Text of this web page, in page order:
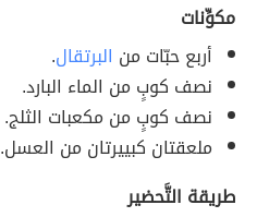
مكوِّنات
أربع حبّات من البرتقال.
نصف كوبٍ من الماء البارد.
نصف كوبٍ من مكعبات الثلج.
ملعقتان كبييرتان من العسل.
طريقة التَّحضير